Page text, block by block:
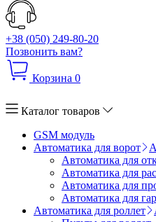
+38 (050) 249-80-20
Позвонить вам?
Корзина 0
Каталог товаров
GSM модуль
Автоматика для ворот
Автоматика для
Автоматика для
Автоматика для
Автоматика для
Автоматика для роллет